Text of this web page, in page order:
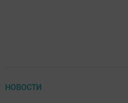
НОВОСТИ